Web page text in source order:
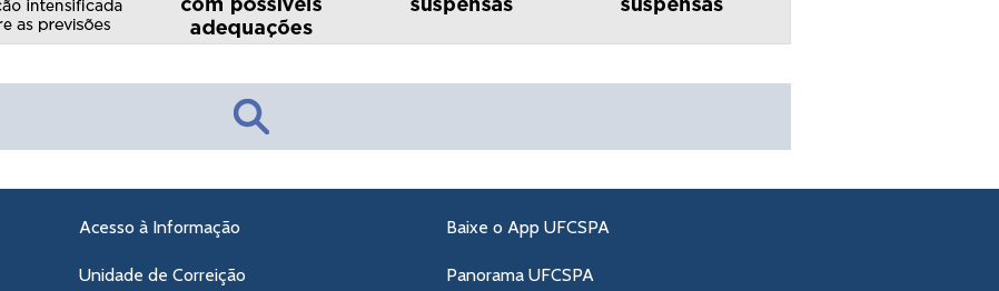
Acesso à Informação
Unidade de Correição
Baixe o App UFCSPA
Panorama UFCSPA